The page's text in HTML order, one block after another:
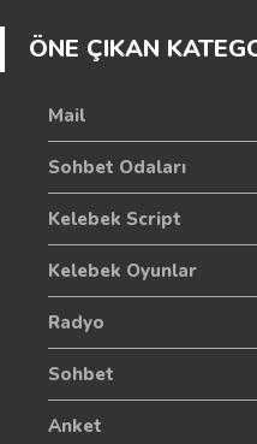
ÖNE ÇIKAN
Mail
Sohbet Odaları
Kelebek Script
Kelebek Oyunlar
Radyo
Sohbet
Anket